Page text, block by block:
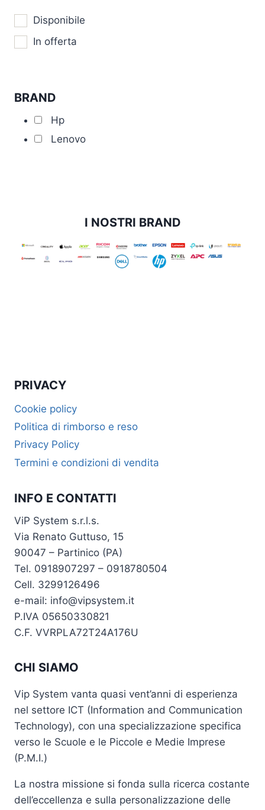
Disponibile
In offerta
BRAND
Hp
Lenovo
I NOSTRI BRAND
PRIVACY
Cookie policy
Politica di rimborso e reso
Privacy Policy
Termini e condizioni di vendita
INFO E CONTATTI
ViP System s.r.l.s.
Via Renato Guttuso, 15
90047 – Partinico (PA)
Tel. 0918907297 – 0918780504
Cell. 3299126496
e-mail: info@vipsystem.it
P.IVA 05650330821
C.F. VVRPLA72T24A176U
CHI SIAMO
Vip System vanta quasi vent’anni di esperienza
nel settore ICT (Information and Communication
Technology), con una specializzazione specifica
verso le Scuole e le Piccole e Medie Imprese
(P.M.I.)
La nostra missione si fonda sulla ricerca costante
dell’eccellenza e sulla personalizzazione delle